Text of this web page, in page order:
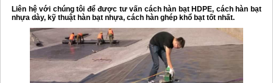
Liên hệ với chúng tôi để được tư vấn cách hàn bạt HDPE, cách hàn bạt
nhựa dày, kỹ thuật hàn bạt nhựa, cách hàn ghép khổ bạt tốt nhất.